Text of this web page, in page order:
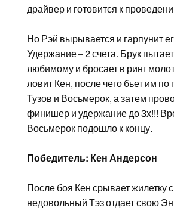
драйвер и готовится к
Но Рэй вырывается и гарпунит
Удержание – 2 счета. Брук
любимому и бросает в ринг
ловит Кен, после чего бьет им по
Тузов и Восьмерок, а затем
финишер и удержание до 3х!!!
Восьмерок подошло к концу.
Победитель: Кен Андерсон
После боя Кен срывает жилетку
недовольный Тэз отдает свою